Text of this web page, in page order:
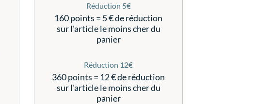
Réduction 5€
160 points = 5 € de réduction
sur l'article le moins cher du
panier
Réduction 12€
360 points = 12 € de réduction
sur l'article le moins cher du
panier